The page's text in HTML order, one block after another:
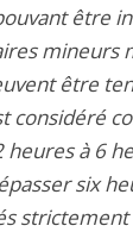
être
mineurs
être
considéré
à 6
six